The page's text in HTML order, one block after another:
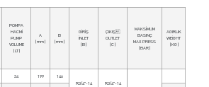
POMPA
HACMİ
PUMP
VOLUME
(LT)
A
(mm)
B
(mm)
GİRİŞ
İNLET
(B)
ÇIKIŞ
OUTLET
(C)
MAKSİMUM
BASINÇ
MAX PRESS
(BAR)
AGIRLIK
WEİGHT
(KG)
34 199
146
R3/4"-14
R3/4"-14